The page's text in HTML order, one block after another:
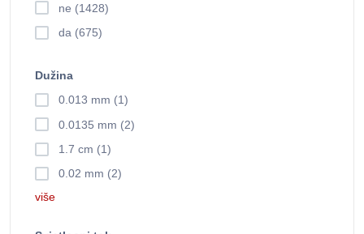
ne (1428)
da (675)
Dužina
0.013 mm (1)
0.0135 mm (2)
1.7 cm (1)
0.02 mm (2)
više